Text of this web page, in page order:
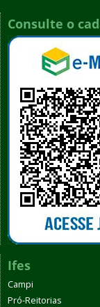
Consulte o
Ifes
Campi
Pró-Reitorias